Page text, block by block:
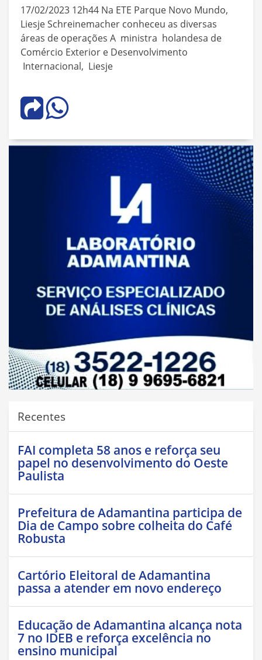
17/02/2023 12h44 Na ETE Parque Novo Mundo,
Liesje Schreinemacher conheceu as diversas
áreas de operações A ministra holandesa de
Comércio Exterior e Desenvolvimento
Internacional, Liesje
Recentes
FAI completa 58 anos e reforça seu
papel no desenvolvimento do Oeste
Paulista
Prefeitura de Adamantina participa de
Dia de Campo sobre colheita do Café
Robusta
Cartório Eleitoral de Adamantina
passa a atender em novo endereço
Educação de Adamantina alcança nota
7 no IDEB e reforça excelência no
ensino municipal